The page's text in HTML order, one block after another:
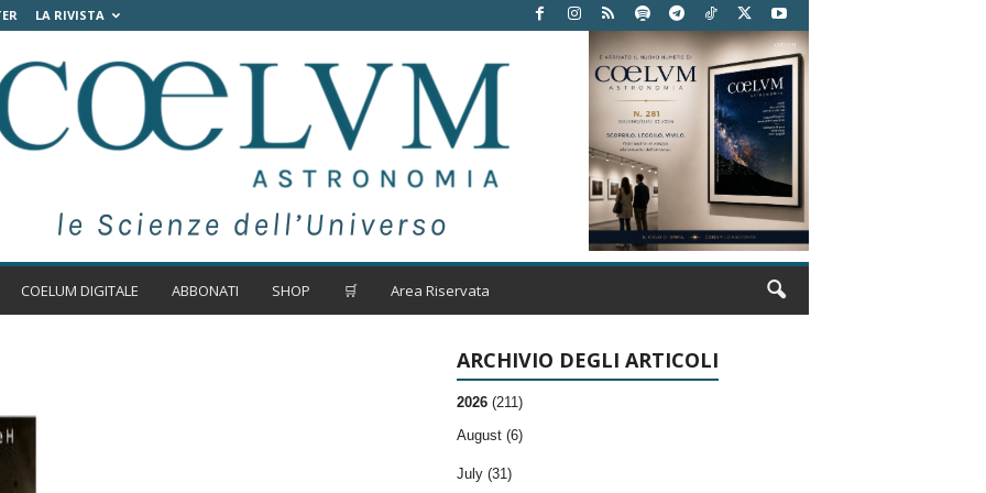
LA RIVISTA
COELUM DIGITALE ABBONATI SHOP 🛒 Area Riservata
ARCHIVIO DEGLI ARTICOLI
2026 (211)
August (6)
July (31)